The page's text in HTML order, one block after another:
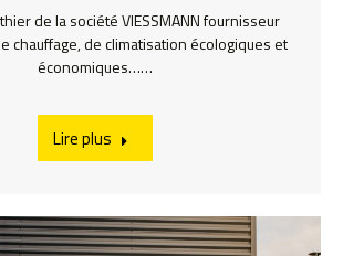
de la société VIESSMANN fournisseur
chauffage, de climatisation écologiques et
économiques……
Lire plus